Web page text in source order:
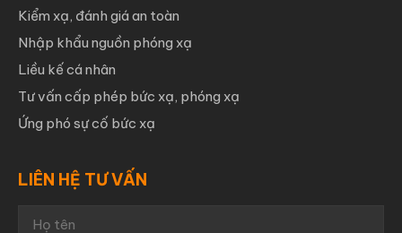
Kiểm xạ, đánh giá an toàn
Nhập khẩu nguồn phóng xạ
Liều kế cá nhân
Tư vấn cấp phép bức xạ, phóng xạ
Ứng phó sự cố bức xạ
LIÊN HỆ TƯ VẤN